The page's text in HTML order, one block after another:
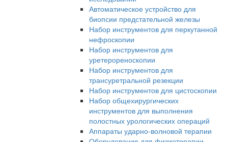
Автоматическое устройство для
биопсии предстательной железы
Набор инструментов для перкутанной
нефроскопии
Набор инструментов для
уретерореноскопии
Набор инструментов для
трансуретральной резекции
Набор инструментов для цистоскопии
Набор общехирургических
инструментов для выполнения
полостных урологических операций
Аппараты ударно-волновой терапии